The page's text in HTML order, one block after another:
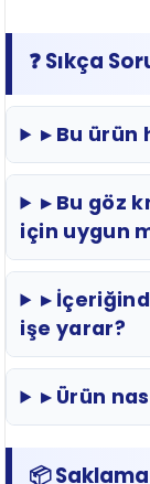
❓ Sıkça
▸ Bu
▸ Bu göz
için uygun
▸
işe yarar?
▸ Ürün
📦